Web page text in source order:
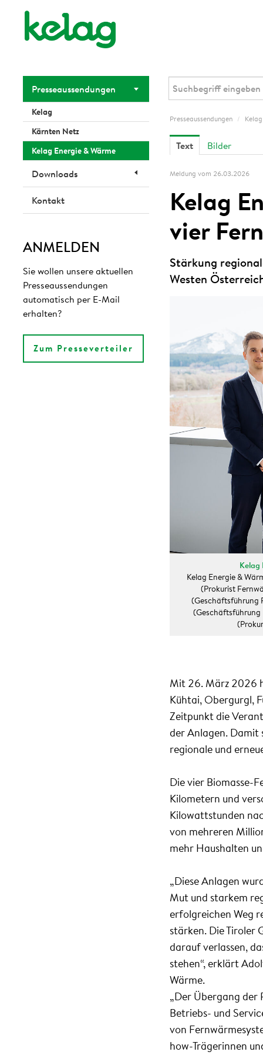
Presseaussendungen
Kelag
Kärnten Netz
Kelag Energie & Wärme
Downloads
Kontakt
ANMELDEN
Sie wollen unsere aktuellen
Presseaussendungen
automatisch per E-Mail
erhalten?
Zum Presseverteiler
Presseaussendungen /
Text Bilder
Meldung vom 26.03.2026
Kelag
vier
Stärkung
Westen
Kelag
Kelag Energie &
(Prokurist
(Geschäftsführung
(Geschäftsführung
Mit 26. März 2026
Kühtai, Obergurgl,
Zeitpunkt die
der Anlagen. Damit
regionale und
Die vier Biomasse-
Kilometern und
Kilowattstunden
von mehreren
mehr Haushalten
„Diese Anlagen
Mut und starkem
erfolgreichen Weg
stärken. Die Tiroler
darauf verlassen,
stehen“, erklärt
Wärme.
„Der Übergang
Betriebs- und
von
how-Trägerinnen